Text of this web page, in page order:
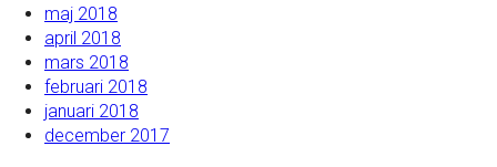
maj 2018
april 2018
mars 2018
februari 2018
januari 2018
december 2017